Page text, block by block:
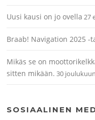
Uusi kausi on jo ovella 27
Braab! Navigation 2025 -
Mikäs se on
sitten mikään. 30
SOSIAALINEN